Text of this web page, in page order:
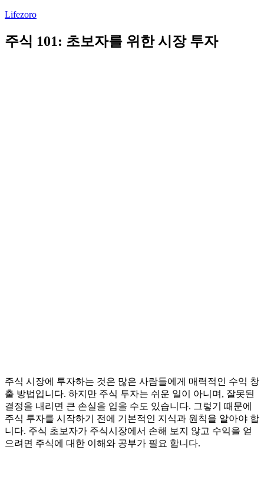
Lifezoro
주식 101: 초보자를 위한 시장 투자
주식 시장에 투자하는 것은 많은 사람들에게 매력적인 수익 창
출 방법입니다. 하지만 주식 투자는 쉬운 일이 아니며, 잘못된
결정을 내리면 큰 손실을 입을 수도 있습니다. 그렇기 때문에
주식 투자를 시작하기 전에 기본적인 지식과 원칙을 알아야 합
니다. 주식 초보자가 주식시장에서 손해 보지 않고 수익을 얻
으려면 주식에 대한 이해와 공부가 필요 합니다.